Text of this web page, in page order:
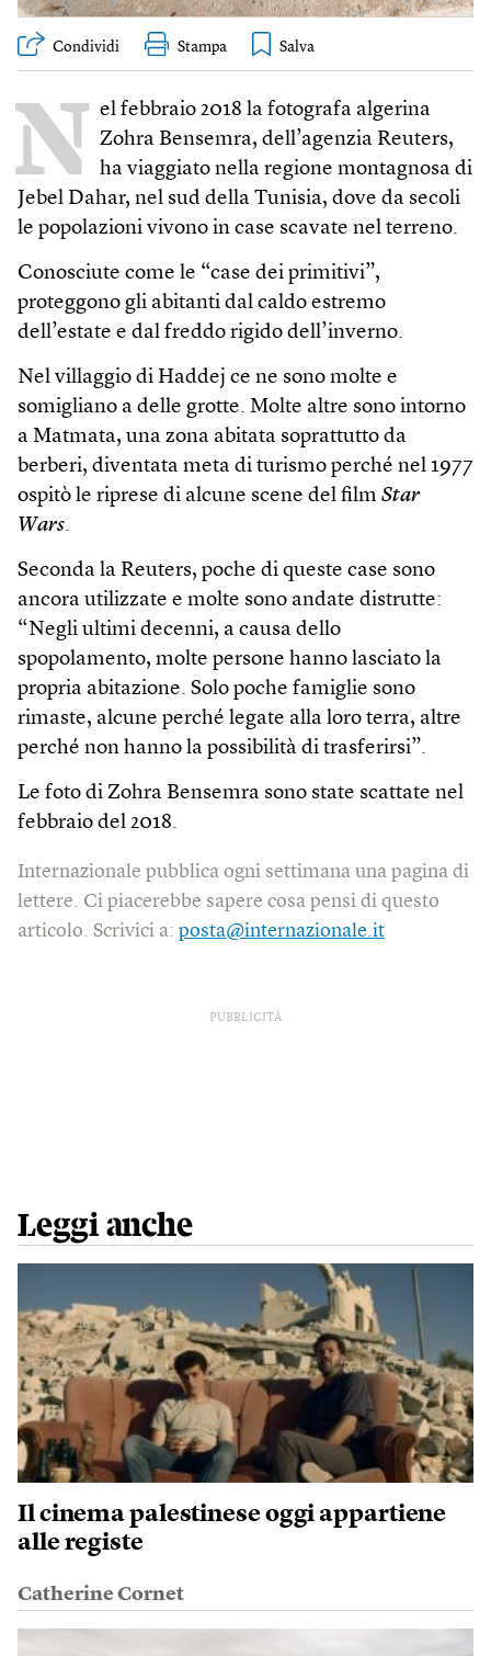
Condividi Stampa
N el febbraio 2018 la fotografa algerina
Zohra Bensemra, dell’agenzia Reuters,
ha viaggiato nella regione montagnosa di
Jebel Dahar, nel sud della Tunisia, dove da secoli
le popolazioni vivono in case scavate nel terreno.
Conosciute come le “case dei primitivi”,
proteggono gli abitanti dal caldo estremo
dell’estate e dal freddo rigido dell’inverno.
Nel villaggio di Haddej ce ne sono molte e
somigliano a delle grotte. Molte altre sono intorno
a Matmata, una zona abitata soprattutto da
berberi, diventata meta di turismo perché nel 1977
ospitò le riprese di alcune scene del film Star
Wars.
Seconda la Reuters, poche di queste case sono
ancora utilizzate e molte sono andate distrutte:
“Negli ultimi decenni, a causa dello
spopolamento, molte persone hanno lasciato la
propria abitazione. Solo poche famiglie sono
rimaste, alcune perché legate alla loro terra, altre
perché non hanno la possibilità di trasferirsi”.
Le foto di Zohra Bensemra sono state scattate nel
febbraio del 2018.
Internazionale pubblica ogni settimana una pagina di
lettere. Ci piacerebbe sapere cosa pensi di questo
articolo. Scrivici a: posta@internazionale.it
PUBBLICITÀ
Leggi anche
Il cinema palestinese oggi appartiene
alle registe
Catherine Cornet